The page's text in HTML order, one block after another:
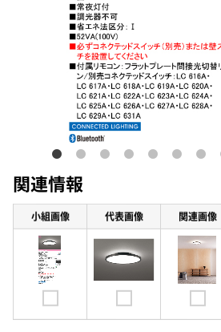
関連情報
小組画像 代表画像 関連画像